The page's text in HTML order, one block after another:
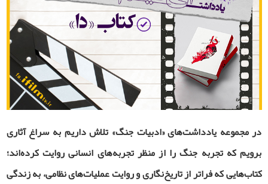
در مجموعه یادداشت‌های «ادبیات جنگ» تلاش داریم به سراغ آثاری
برویم که تجربه جنگ را از منظر تجربه‌های انسانی روایت کرده‌اند؛
کتاب‌هایی که فراتر از تاریخ‌نگاری و روایت عملیات‌های نظامی، به زندگی